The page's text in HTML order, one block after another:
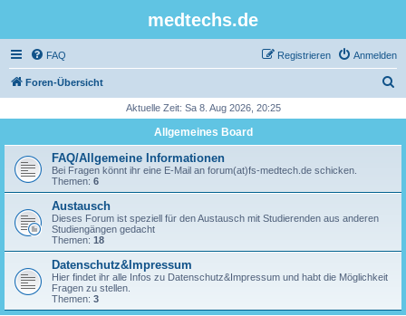
medtechs.de
FAQ Anmelden
Registrieren
Foren-Übersicht
h
Aktuelle Zeit: Sa 8. Aug 2026, 20:25
Allgemeines Board
FAQ/Allgemeine Informationen
Bei Fragen könnt ihr eine E-Mail an forum(at)fs-medtech.de schicken.
Themen: 6
Austausch
Dieses Forum ist speziell für den Austausch mit Studierenden aus anderen
Studiengängen gedacht
Themen: 18
Datenschutz&Impressum
Hier findet ihr alle Infos zu Datenschutz&Impressum und habt die Möglichkeit
Fragen zu stellen.
Themen: 3